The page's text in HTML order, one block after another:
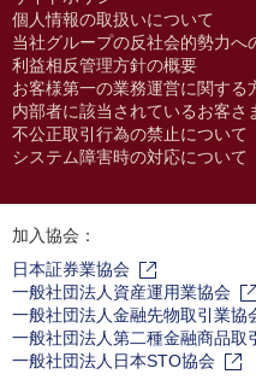
個人情報の取扱いについて
当社グループの反社会的勢力へ
利益相反管理方針の概要
お客様第一の業務運営に関する
内部者に該当されているお客さ
不公正取引行為の禁止について
システム障害時の対応について
加入協会：
日本証券業協会
一般社団法人資産運用業協会
一般社団法人金融先物取引業協
一般社団法人第二種金融商品取
一般社団法人日本STO協会